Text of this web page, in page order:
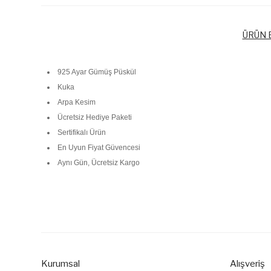
ÜRÜN
925 Ayar Gümüş Püskül
Kuka
Arpa Kesim
Ücretsiz Hediye Paketi
Sertifikalı Ürün
En Uyun Fiyat Güvencesi
Aynı Gün, Ücretsiz Kargo
Ürün bilgilerinde hatalar bulunuyor.
Kurumsal Alışveriş